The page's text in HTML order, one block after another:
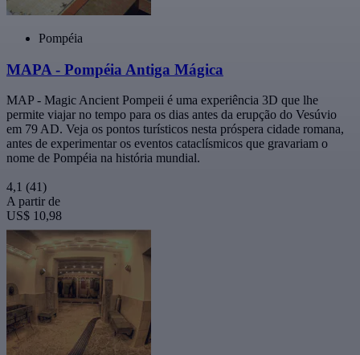
Pompéia
MAPA - Pompéia Antiga Mágica
MAP - Magic Ancient Pompeii é uma experiência 3D que lhe
permite viajar no tempo para os dias antes da erupção do Vesúvio
em 79 AD. Veja os pontos turísticos nesta próspera cidade romana,
antes de experimentar os eventos cataclísmicos que gravariam o
nome de Pompéia na história mundial.
4,1 (41)
A partir de
US$ 10,98